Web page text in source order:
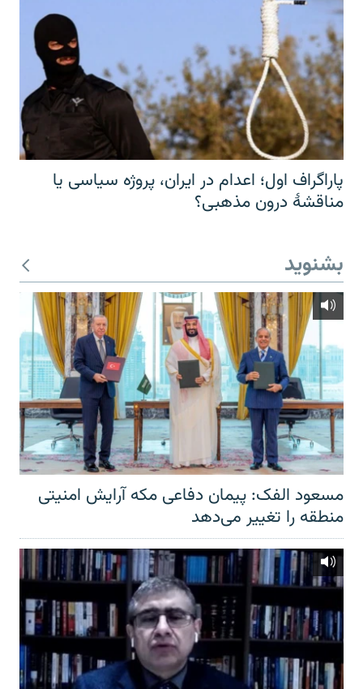
پاراگراف اول؛ اعدام در ایران، پروژه سیاسی یا
مناقشهٔ درون مذهبی؟
بشنوید
مسعود الفک: پیمان دفاعی مکه آرایش امنیتی
منطقه را تغییر می‌دهد